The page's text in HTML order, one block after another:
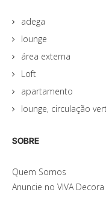
adega
lounge
área externa
Loft
apartamento
lounge, circulação
SOBRE
Quem Somos
Anuncie no VIVA Decora